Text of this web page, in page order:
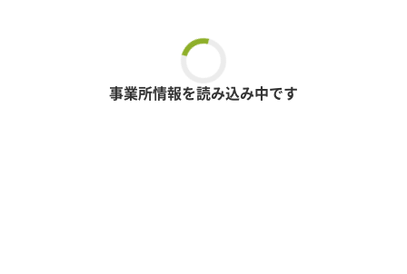
事業所情報を読み込み中です